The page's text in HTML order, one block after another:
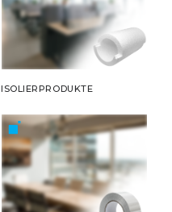
ISOLIERPRODUKTE